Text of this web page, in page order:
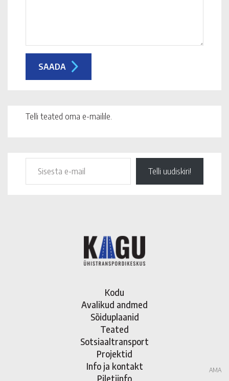
Telli teated oma e-mailile.
Telli uudiskiri!
Kodu
Avalikud andmed
Sõiduplaanid
Teated
Sotsiaaltransport
Projektid
Info ja kontakt
Piletiinfo
AMA